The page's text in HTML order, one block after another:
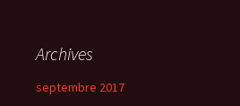
Archives
septembre 2017